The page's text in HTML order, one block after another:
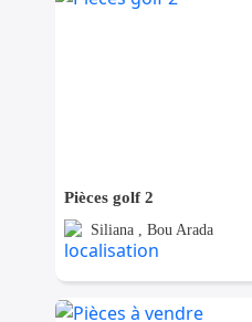
Pièces golf 2
Siliana , Bou Arada